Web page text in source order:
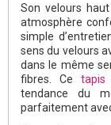
Son velours
atmosphère
simple
sens du velours
dans le même
fibres. Ce tapis
tendance du
parfaitement